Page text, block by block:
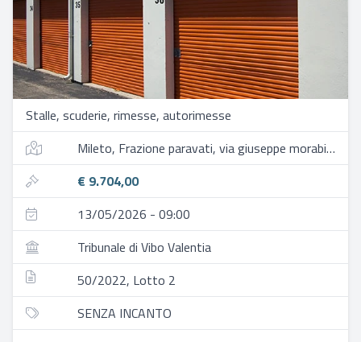
Stalle, scuderie, rimesse, autorimesse
Mileto, Frazione paravati, via giuseppe morabito, 50
€ 9.704,00
13/05/2026 - 09:00
Tribunale di Vibo Valentia
50/2022, Lotto 2
SENZA INCANTO